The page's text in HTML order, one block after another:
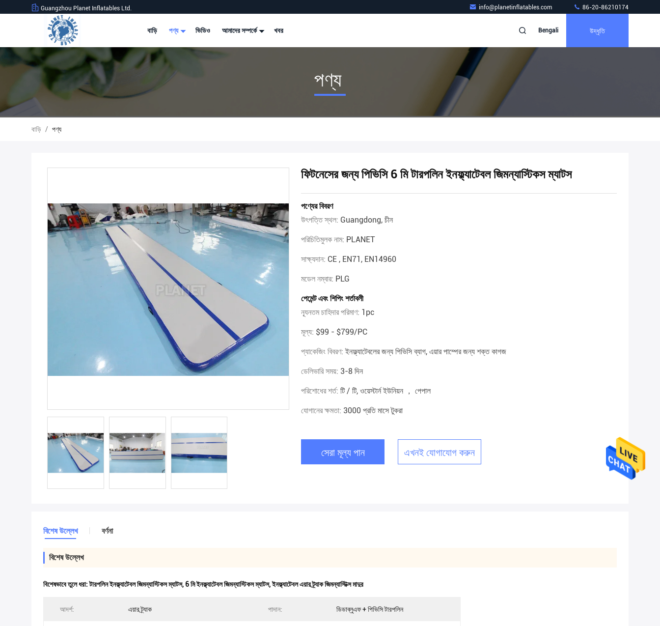
Guangzhou Planet Inflatables Ltd. info@planetinflatables.com 86-20-86210174
বাড়ি পণ্য ভিডিও আমাদের সম্পর্কে খবর Bengali উদ্ধৃতি
পণ্য
বাড়ি / পণ্য
ফিটনেসের জন্য পিভিসি 6 মি টারপলিন ইনফ্ল্যাটেবল জিমন্যাস্টিকস ম্যাটস
পণ্যের বিবরণ
উৎপত্তি স্থল: Guangdong, চীন
পরিচিতিমুলক নাম: PLANET
সাক্ষ্যদান: CE , EN71, EN14960
মডেল নম্বার: PLG
পেমেন্ট এবং শিপিং শর্তাবলী
ন্যূনতম চাহিদার পরিমাণ: 1pc
মূল্য: $99 - $799/PC
প্যাকেজিং বিবরণ:ইনফ্ল্যাটেবলের জন্য পিভিসি ব্যাগ, এয়ার পাম্পের জন্য শক্ত কাগজ
ডেলিভারি সময়: 3-8 দিন
পরিশোধের শর্ত: টি / টি, ওয়েস্টার্ন ইউনিয়ন ， পেপাল
যোগানের ক্ষমতা: 3000 প্রতি মাসে টুকরা
সেরা মূল্য পান এখনই যোগাযোগ করুন
বিশেষ উল্লেখ বর্ণনা
বিশেষ উল্লেখ
বিশেষভাবে তুলে ধরা:টারপলিন ইনফ্ল্যাটেবল জিমন্যাস্টিকস ম্যাটস, 6 মি ইনফ্ল্যাটেবল জিমন্যাস্টিকস ম্যাটস,ইনফ্ল্যাটেবল এয়ার ট্র্যাক জিমন্যাস্টিক্স মাদুর
আদর্শ: এয়ার ট্র্যাক পাদান: ডিডাব্লুএফ + পিভিসি টারপলিন